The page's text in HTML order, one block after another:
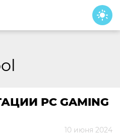
PC GAMING
10 июня 2024